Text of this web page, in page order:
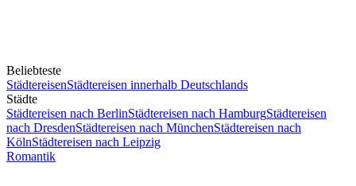
Beliebteste
StädtereisenStädtereisen innerhalb Deutschlands
Städte
Städtereisen nach BerlinStädtereisen nach HamburgStädtereisen
nach DresdenStädtereisen nach MünchenStädtereisen nach
KölnStädtereisen nach Leipzig
Romantik